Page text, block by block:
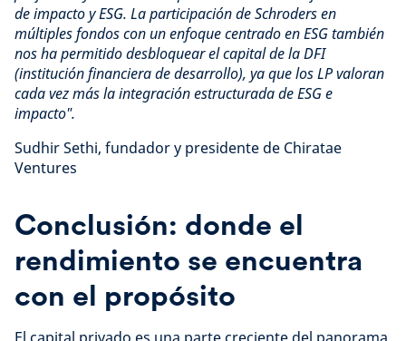
de impacto y ESG. La participación de Schroders en
múltiples fondos con un enfoque centrado en ESG también
nos ha permitido desbloquear el capital de la DFI
(institución financiera de desarrollo), ya que los LP valoran
cada vez más la integración estructurada de ESG e
impacto".
Sudhir Sethi, fundador y presidente de Chiratae
Ventures
Conclusión: donde el
rendimiento se encuentra
con el propósito